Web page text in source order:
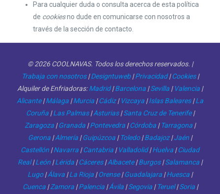
Para cualquier duda o consulta acerca de esta política
de cookiesno dude en comunicarse con nosotros a
través de la sección de contacto.
© 2026 COOLNAVAS. Todos los derechos reservados. |
Trabaja con nosotros|Designtuweb|Privacidad|Cookies|
Alquiler de Enfriadoras:Madrid|Barcelona |Sevilla |Valencia |
Alicante|Málaga |Murcia |Cádiz|Vizcaya |Islas Baleares|La
Coruña|Las Palmas|Asturias|Santa Cruz de Tenerife|
Zaragoza |Granada |Pontevedra |Córdoba |Tarragona |
Gerona |Almería |Guipúzcoa |Toledo|Badajoz|Jaén |
Castellón |Navarra |Cantabria |Valladolid|Huelva |Ciudad
Real|León |Lérida |Cáceres|Albacete|Burgos|Salamanca |
Lugo|Álava |La Rioja |Orense|Guadalajara |Huesca |
Cuenca|Zamora|Palencia|Ávila|Segovia|Teruel|Soria|